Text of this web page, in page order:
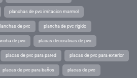
planchas de pvc imitacion marmol
de pvc plancha de pvc rigido
de pvc placas decorativas de pvc
placas de pvc para pared placas de pvc para exterior
placas de pvc para baños placas de pvc